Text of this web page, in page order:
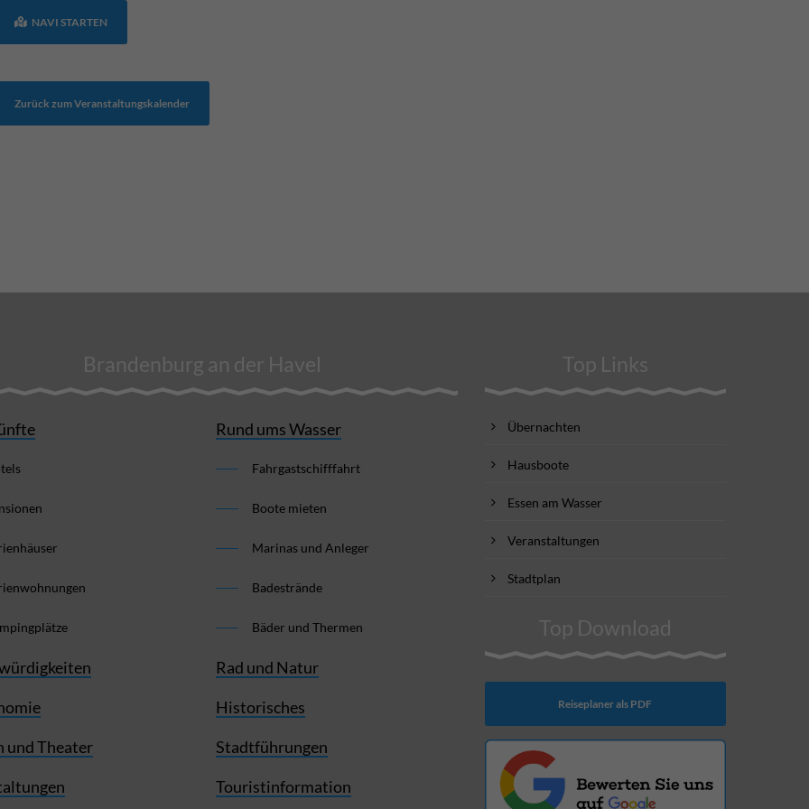
NAVI STARTEN
Zurück zum Veranstaltungskalender
Brandenburg an der Havel
und Theater
Rund ums Wasser
Fahrgastschifffahrt
Boote mieten
Marinas und Anleger
Badestrände
Bäder und Thermen
Rad und Natur
Historisches
Stadtführungen
Touristinformation
Top Links
Übernachten
Hausboote
Essen am Wasser
Veranstaltungen
Stadtplan
Top Download
Reiseplaner als PDF